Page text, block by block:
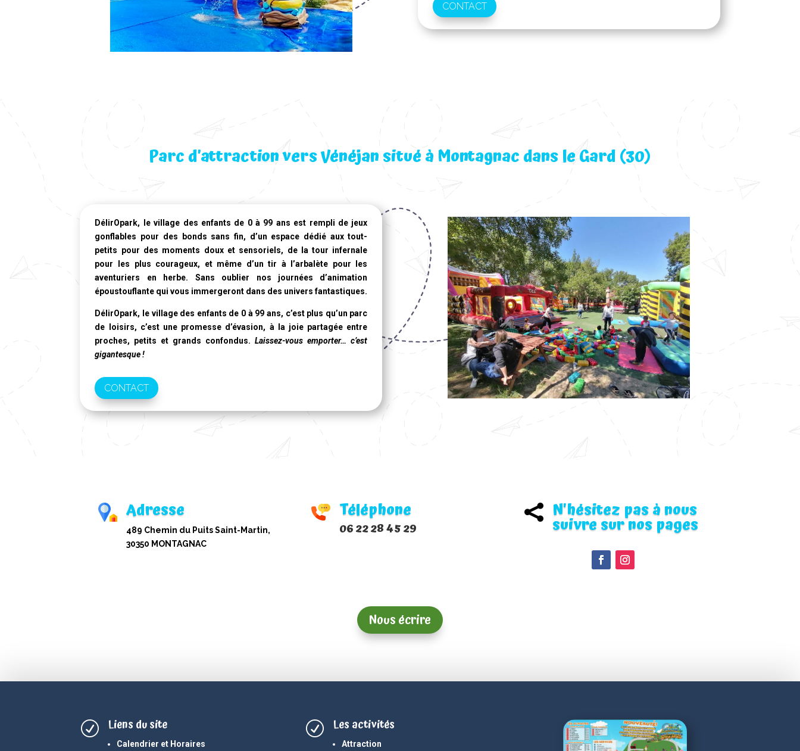
CONTACT
Parc d’attraction vers Vénéjan situé à Montagnac dans le Gard (30)
DélirOpark, le village des enfants de 0 à 99 ans est rempli de jeux
gonflables pour des bonds sans fin, d’un espace dédié aux tout-
petits pour des moments doux et sensoriels, de la tour infernale
pour les plus courageux, et même d’un tir à l’arbalète pour les
aventuriers en herbe. Sans oublier nos journées d’animation
époustouflante qui vous immergeront dans des univers fantastiques.
DélirOpark, le village des enfants de 0 à 99 ans, c’est plus qu’un parc
de loisirs, c’est une promesse d’évasion, à la joie partagée entre
proches, petits et grands confondus.Laissez-vous emporter… c’est
gigantesque !
CONTACT
Adresse
489 Chemin du Puits Saint-Martin,
30350 MONTAGNAC
Téléphone
06 22 28 45 29
 N'hésitez pas à nous
suivre sur nos pages
Nous écrire
R Liens du site
Calendrier et Horaires
R Les activités
Attraction